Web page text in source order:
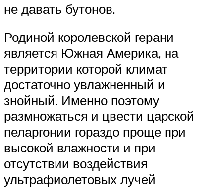
не давать бутонов.
Родиной королевской герани
является Южная Америка, на
территории которой климат
достаточно увлажненный и
знойный. Именно поэтому
размножаться и цвести царской
пеларгонии гораздо проще при
высокой влажности и при
отсутствии воздействия
ультрафиолетовых лучей